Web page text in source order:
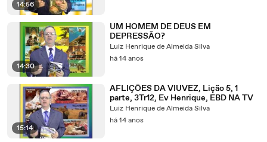
14:56
14:30
UM HOMEM DE DEUS EM
DEPRESSÃO?
Luiz Henrique de Almeida Silva
há 14 anos
15:14
AFLIÇÕES DA VIUVEZ, Lição 5, 1
parte, 3Tr12, Ev Henrique, EBD NA TV
Luiz Henrique de Almeida Silva
há 14 anos